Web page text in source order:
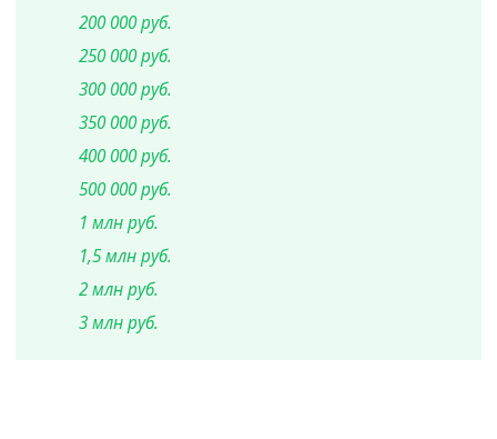
200 000 руб.
250 000 руб.
300 000 руб.
350 000 руб.
400 000 руб.
500 000 руб.
1 млн руб.
1,5 млн руб.
2 млн руб.
3 млн руб.